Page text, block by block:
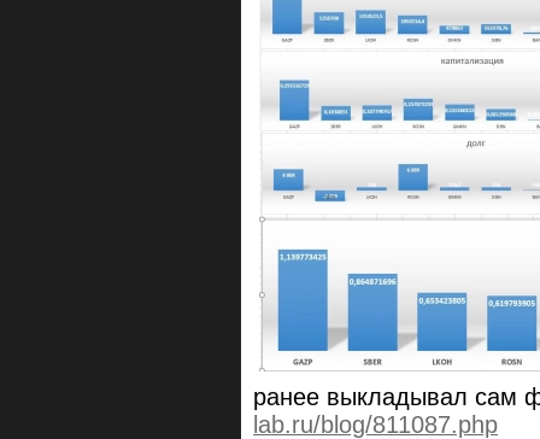
ранее выкладывал сам
lab.ru/blog/811087.php